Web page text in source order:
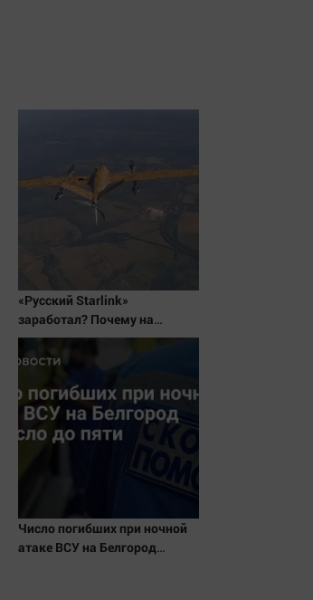
«Русский Starlink»
заработал? Почему на
Украине кратно увеличилась
точность попаданий по
Число погибших при ночной
атаке ВСУ на Белгород